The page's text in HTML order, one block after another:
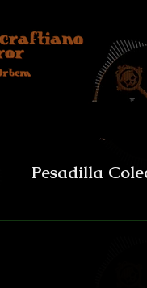
Pesadilla